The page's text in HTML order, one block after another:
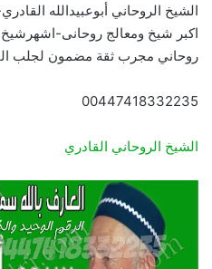
الشيخ الروحاني أبوعبيدالله
اكبر شيخ ومعالج روحانى-
روحاني مجرب ثقة مضمون لجلب
00447418332235
الشيخ الروحاني القادري